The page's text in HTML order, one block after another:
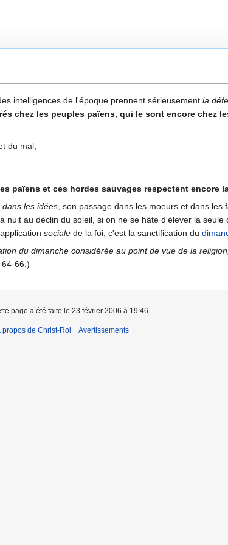
intelligences de l'époque prennent sérieusement la
chez les peuples païens, qui le sont encore chez
du mal,
païens et ces hordes sauvages respectent encore
dans les idées , son passage dans les moeurs et dans
nuit au déclin du soleil, si on ne se hâte d'élever la
sociale de la foi, c'est la sanctification du
du dimanche considérée au point de vue de la
64-66.)
page a été faite le 23 février 2006 à 19:46.
propos de Christ-Roi Avertissements